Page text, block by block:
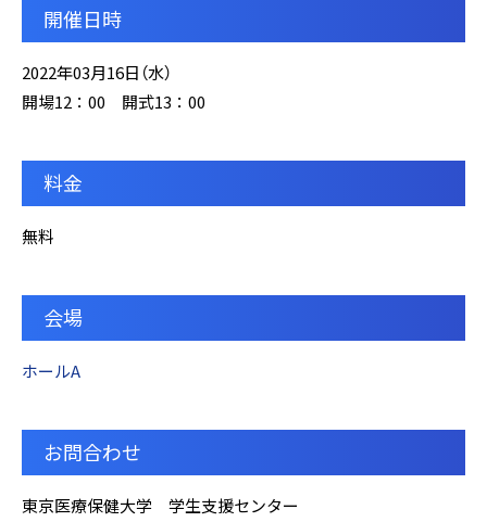
開催日時
2022年03月16日（水）
開場12：00 開式13：00
料金
無料
会場
ホールA
お問合わせ
東京医療保健大学 学生支援センター